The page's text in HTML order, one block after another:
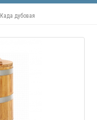
Када дубовая